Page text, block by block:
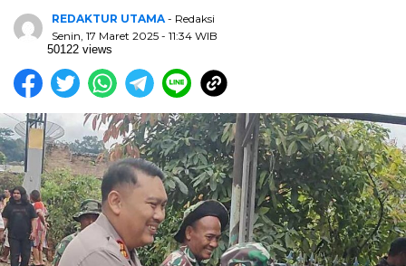
REDAKTUR UTAMA - Redaksi
Senin, 17 Maret 2025 - 11:34 WIB
50122 views